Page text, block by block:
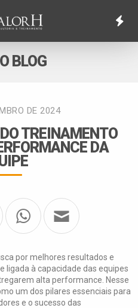
BLOG
DE 2024
TREINAMENTO
DA
por melhores resultados e
à capacidade das equipes
alta performance. Nesse
um dos pilares essenciais para
e o sucesso das